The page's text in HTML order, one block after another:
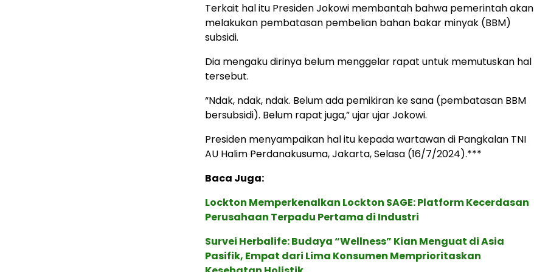
Terkait hal itu Presiden Jokowi membantah bahwa pemerintah akan
melakukan pembatasan pembelian bahan bakar minyak (BBM)
subsidi.
Dia mengaku dirinya belum menggelar rapat untuk memutuskan hal
tersebut.
“Ndak, ndak, ndak. Belum ada pemikiran ke sana (pembatasan BBM
bersubsidi). Belum rapat juga,” ujar ujar Jokowi.
Presiden menyampaikan hal itu kepada wartawan di Pangkalan TNI
AU Halim Perdanakusuma, Jakarta, Selasa (16/7/2024).***
Baca Juga:
Lockton Memperkenalkan Lockton SAGE: Platform Kecerdasan
Perusahaan Terpadu Pertama di Industri
Survei Herbalife: Budaya “Wellness” Kian Menguat di Asia
Pasifik, Empat dari Lima Konsumen Memprioritaskan